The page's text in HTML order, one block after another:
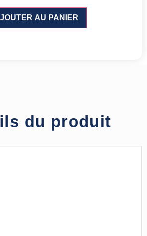
AU PANIER
du produit